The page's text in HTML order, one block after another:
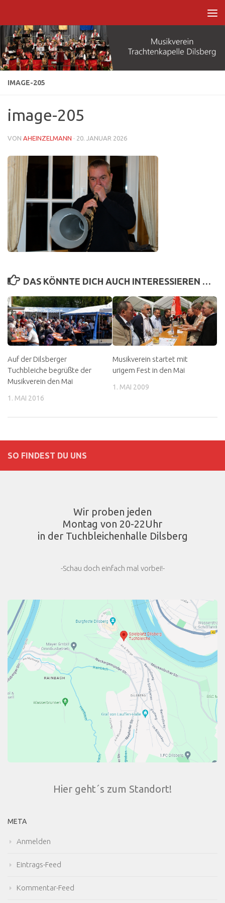
IMAGE-205
image-205
VON AHEINZELMANN · 20. JANUAR 2026
DAS KÖNNTE DICH AUCH INTERESSIEREN …
Auf der Dilsberger
Tuchbleiche begrüßte der
Musikverein den Mai
1. MAI 2016
Musikverein startet mit
urigem Fest in den Mai
1. MAI 2009
SO FINDEST DU UNS
Wir proben jeden
Montag von 20-22Uhr
in der Tuchbleichenhalle Dilsberg
-Schau doch einfach mal vorbei!-
Hier geht´s zum Standort!
META
Anmelden
Eintrags-Feed
Kommentar-Feed